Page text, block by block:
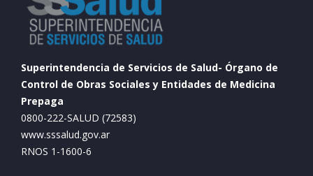
Superintendencia de Servicios de Salud- Órgano de
Control de Obras Sociales y Entidades de Medicina
Prepaga
0800-222-SALUD (72583)
www.sssalud.gov.ar
RNOS 1-1600-6